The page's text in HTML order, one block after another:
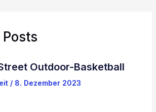
Outdoor-Basketball
/ 8. Dezember 2023